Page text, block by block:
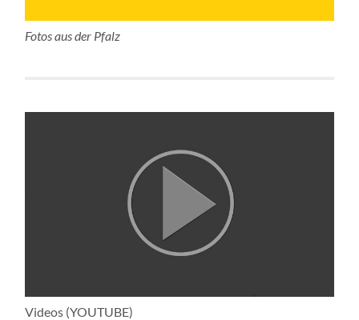
Fotos aus der Pfalz
Videos (YOUTUBE)